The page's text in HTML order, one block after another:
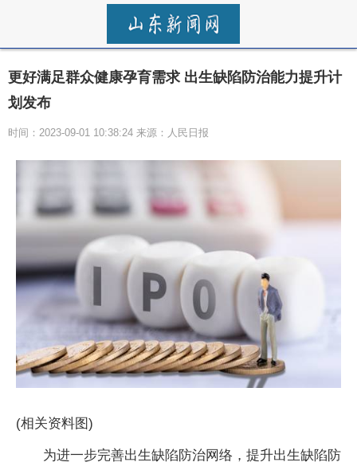
更好满足群众健康孕育需求 出生缺陷防治能力提升计
划发布
时间：2023-09-01 10:38:24 来源：人民日报
(相关资料图)
为进一步完善出生缺陷防治网络，提升出生缺陷防